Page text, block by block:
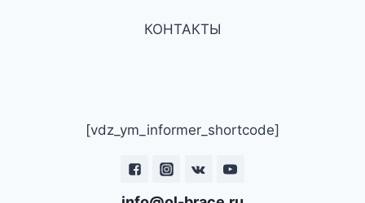
КОНТАКТЫ
[vdz_ym_informer_shortcode]